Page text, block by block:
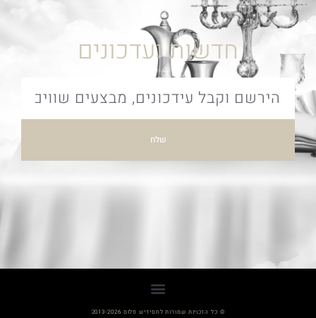
חדשות ועדכונים
שלח
© כל הזכויות שמורות לחסידיש פלוס 2013-2026